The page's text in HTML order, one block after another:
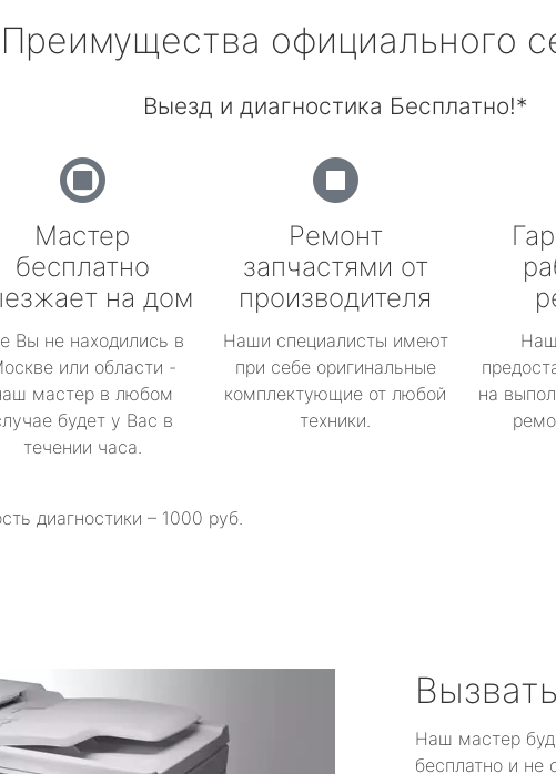
Преимущества официального
Выезд и диагностика Бесплатно!*
Мастер
бесплатно
на дом
Вы не находились в
или области -
мастер в любом
будет у Вас в
течении часа.
Ремонт
запчастями от
производителя
Наши специалисты имеют
при себе оригинальные
комплектующие от любой
техники.
на
диагностики – 1000 руб.
Наш мастер
бесплатно и не